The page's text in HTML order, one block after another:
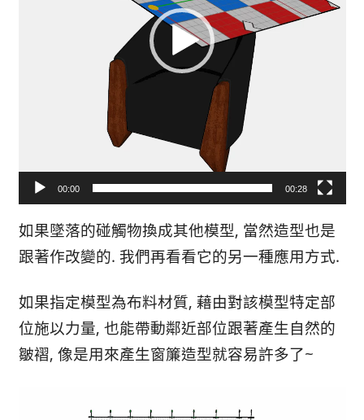
00:00 00:28
如果墜落的碰觸物換成其他模型, 當然造型也是
跟著作改變的. 我們再看看它的另一種應用方式.
如果指定模型為布料材質, 藉由對該模型特定部
位施以力量, 也能帶動鄰近部位跟著產生自然的
皺褶, 像是用來產生窗簾造型就容易許多了~